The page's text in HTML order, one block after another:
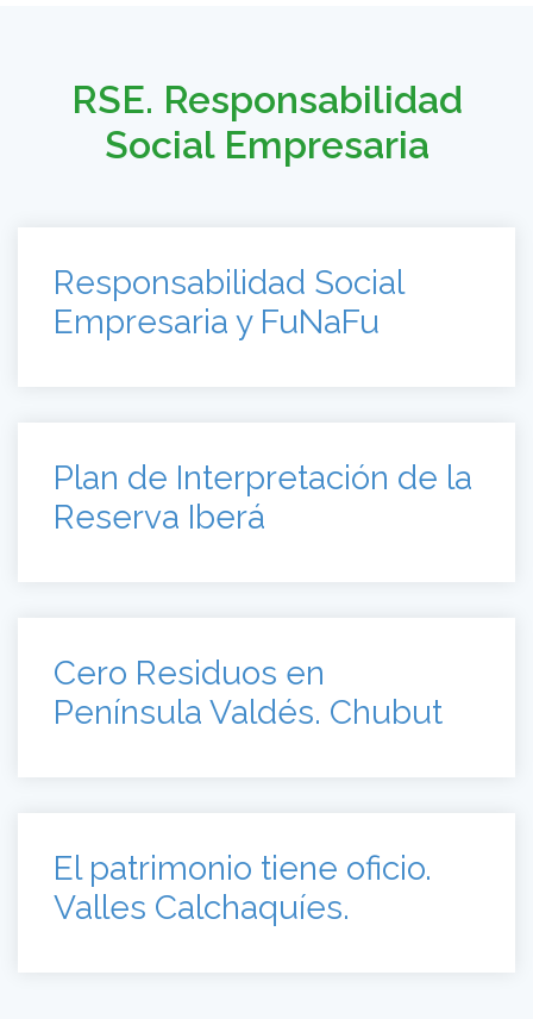
RSE. Responsabilidad
Social Empresaria
Responsabilidad Social
Empresaria y FuNaFu
Plan de Interpretación de la
Reserva Iberá
Cero Residuos en
Península Valdés. Chubut
El patrimonio tiene oficio.
Valles Calchaquíes.